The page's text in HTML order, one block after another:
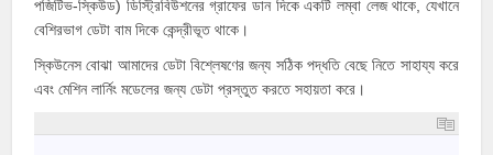
পজিটিভ-স্কিউড) ডিস্ট্রিবিউশনের গ্রাফের ডান দিকে একটি লম্বা লেজ থাকে, যেখানে
বেশিরভাগ ডেটা বাম দিকে কেন্দ্রীভূত থাকে।
স্কিউনেস বোঝা আমাদের ডেটা বিশ্লেষণের জন্য সঠিক পদ্ধতি বেছে নিতে সাহায্য করে
এবং মেশিন লার্নিং মডেলের জন্য ডেটা প্রস্তুত করতে সহায়তা করে।